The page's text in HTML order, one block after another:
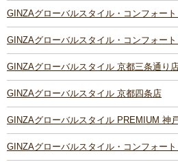
GINZAグローバルスタイル・コンフォー
GINZAグローバルスタイル・コンフォー
GINZAグローバルスタイル 京都三条通り
GINZAグローバルスタイル 京都四条店
GINZAグローバルスタイル PREMIUM 神
GINZAグローバルスタイル・コンフォー